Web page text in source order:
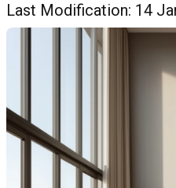
Last Modification: 14